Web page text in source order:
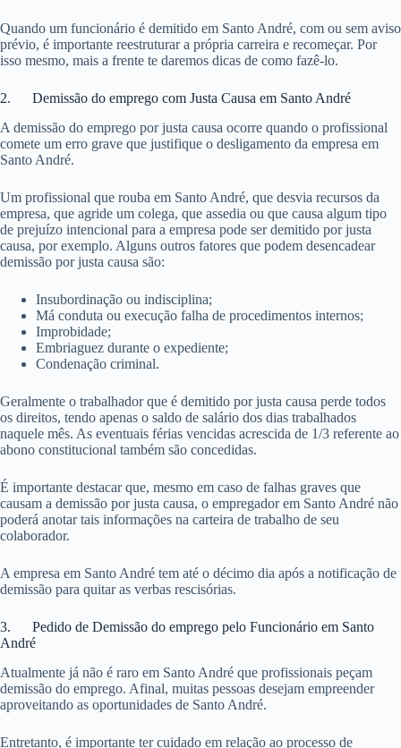
Quando um funcionário é demitido em Santo André, com ou sem aviso
prévio, é importante reestruturar a própria carreira e recomeçar. Por
isso mesmo, mais a frente te daremos dicas de como fazê-lo.
2. Demissão do emprego com Justa Causa em Santo André
A demissão do emprego por justa causa ocorre quando o profissional
comete um erro grave que justifique o desligamento da empresa em
Santo André.
Um profissional que rouba em Santo André, que desvia recursos da
empresa, que agride um colega, que assedia ou que causa algum tipo
de prejuízo intencional para a empresa pode ser demitido por justa
causa, por exemplo. Alguns outros fatores que podem desencadear
demissão por justa causa são:
Insubordinação ou indisciplina;
Má conduta ou execução falha de procedimentos internos;
Improbidade;
Embriaguez durante o expediente;
Condenação criminal.
Geralmente o trabalhador que é demitido por justa causa perde todos
os direitos, tendo apenas o saldo de salário dos dias trabalhados
naquele mês. As eventuais férias vencidas acrescida de 1/3 referente ao
abono constitucional também são concedidas.
É importante destacar que, mesmo em caso de falhas graves que
causam a demissão por justa causa, o empregador em Santo André não
poderá anotar tais informações na carteira de trabalho de seu
colaborador.
A empresa em Santo André tem até o décimo dia após a notificação de
demissão para quitar as verbas rescisórias.
3. Pedido de Demissão do emprego pelo Funcionário em Santo
André
Atualmente já não é raro em Santo André que profissionais peçam
demissão do emprego. Afinal, muitas pessoas desejam empreender
aproveitando as oportunidades de Santo André.
Entretanto, é importante ter cuidado em relação ao processo de